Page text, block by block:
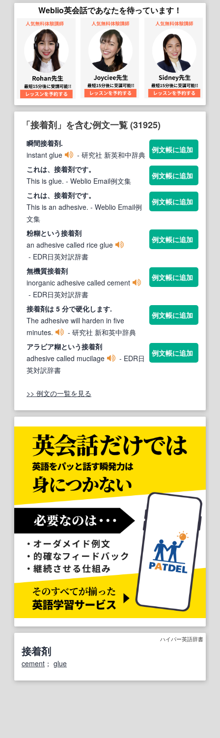
Weblio英会話であなたを待っています！
「接着剤」を含む例文一覧 (31925)
瞬間接着剤.
instant glue
- 研究社 新英和中辞典
例文帳に追加
これは、 接着剤です。
This is glue. - Weblio Email例文集
例文帳に追加
これは、 接着剤です。
This is an adhesive. - Weblio Email例
文集
例文帳に追加
粉糊という接着剤
an adhesive called rice glue
- EDR日英対訳辞書
例文帳に追加
無機質接着剤
inorganic adhesive called cement
- EDR日英対訳辞書
例文帳に追加
接着剤は 5 分で硬化します.
The adhesive will harden in five
minutes.
- 研究社 新和英中辞典
例文帳に追加
アラビア糊という接着剤
adhesive called mucilage
- EDR日
英対訳辞書
例文帳に追加
>> 例文の一覧を見る
ハイパー英語辞書
接着剤
cement ； glue